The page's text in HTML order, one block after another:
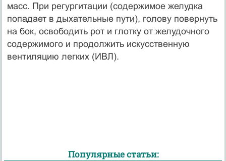
масс. При регургитации (содержимое желудка
попадает в дыхательные пути), голову повернуть
на бок, освободить рот и глотку от желудочного
содержимого и продолжить искусственную
вентиляцию легких (ИВЛ).
Популярные статьи: